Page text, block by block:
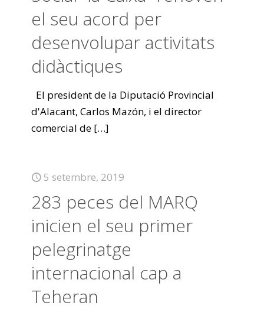
el seu acord per
desenvolupar activitats
didàctiques
El president de la Diputació Provincial
d'Alacant, Carlos Mazón, i el director
comercial de […]
5 setembre, 2019
283 peces del MARQ
inicien el seu primer
pelegrinatge
internacional cap a
Teheran